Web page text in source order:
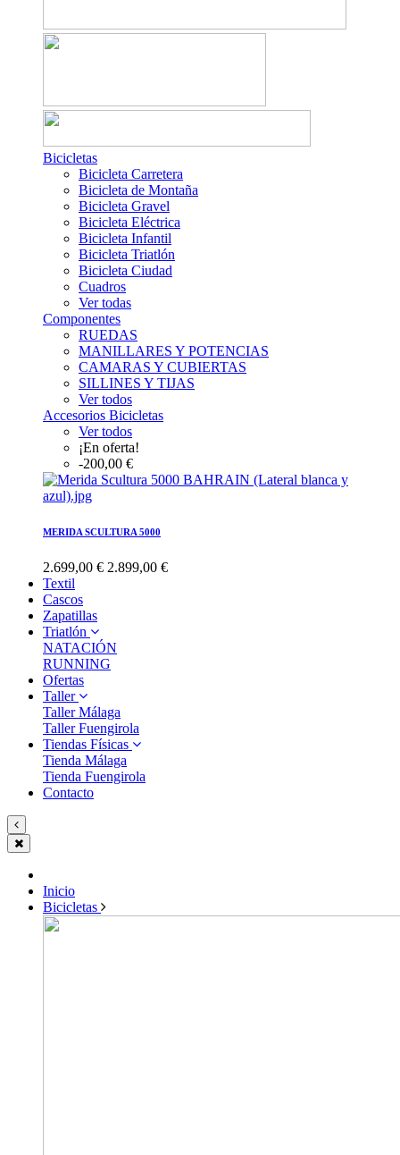
Bicicletas
Bicicleta Carretera
Bicicleta de Montaña
Bicicleta Gravel
Bicicleta Eléctrica
Bicicleta Infantil
Bicicleta Triatlón
Bicicleta Ciudad
Cuadros
Ver todas
Componentes
RUEDAS
MANILLARES Y POTENCIAS
CAMARAS Y CUBIERTAS
SILLINES Y TIJAS
Ver todos
Accesorios Bicicletas
Ver todos
¡En oferta!
-200,00 €
MERIDA SCULTURA 5000
2.699,00 € 2.899,00 €
Textil
Cascos
Zapatillas
Triatlón
NATACIÓN
RUNNING
Ofertas
Taller
Taller Málaga
Taller Fuengirola
Tiendas Físicas
Tienda Málaga
Tienda Fuengirola
Contacto
Inicio
Bicicletas